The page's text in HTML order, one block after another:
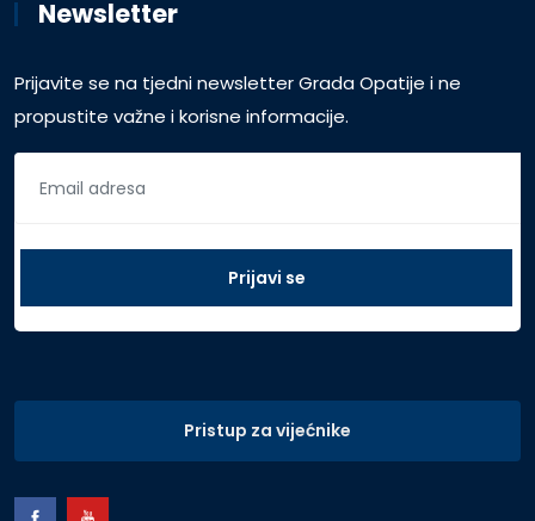
Newsletter
Prijavite se na tjedni newsletter Grada Opatije i ne
propustite važne i korisne informacije.
Pristup za vijećnike